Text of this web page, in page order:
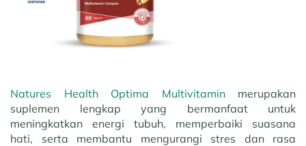
Natures Health Optima Multivitaminmerupakan
suplemen lengkap yang bermanfaat untuk
meningkatkan energi tubuh, memperbaiki suasana
hati, serta membantu mengurangi stres dan rasa